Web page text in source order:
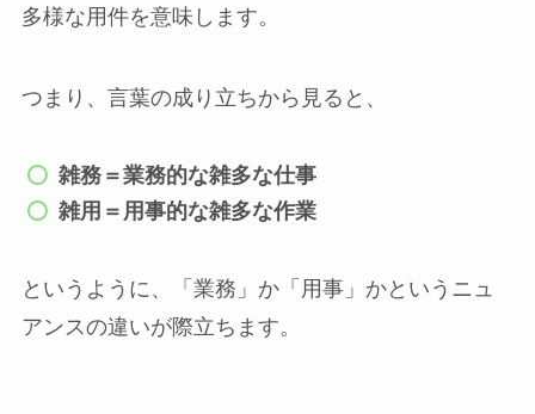
多様な用件を意味します。
つまり、言葉の成り立ちから見ると、
雑務＝業務的な雑多な仕事
雑用＝用事的な雑多な作業
というように、「業務」か「用事」かというニュ
アンスの違いが際立ちます。